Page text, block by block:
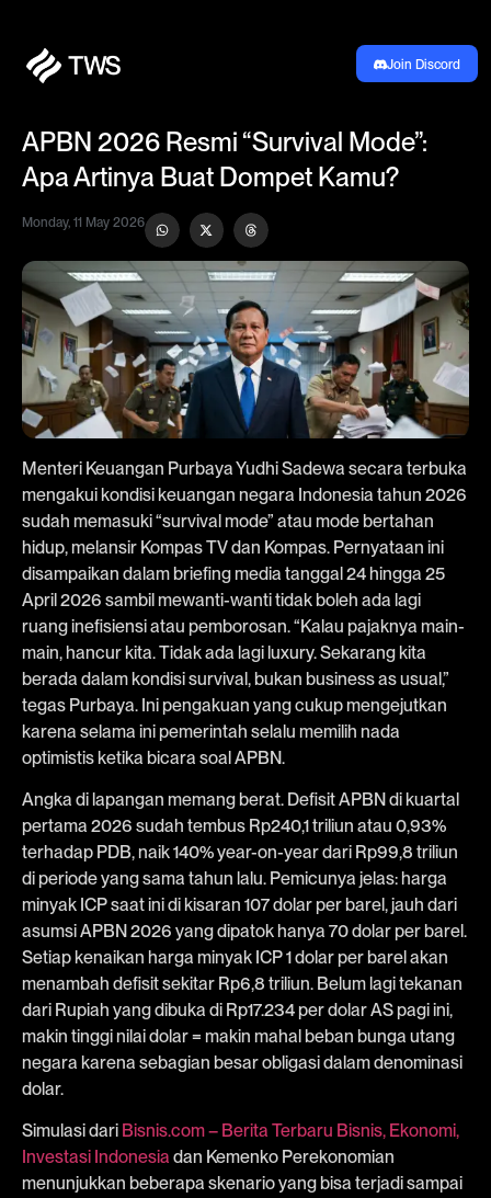
Join Discord
APBN 2026 Resmi “Survival Mode”:
Apa Artinya Buat Dompet Kamu?
Monday, 11 May 2026
Menteri Keuangan Purbaya Yudhi Sadewa secara terbuka
mengakui kondisi keuangan negara Indonesia tahun 2026
sudah memasuki “survival mode” atau mode bertahan
hidup, melansir Kompas TV dan Kompas. Pernyataan ini
disampaikan dalam briefing media tanggal 24 hingga 25
April 2026 sambil mewanti-wanti tidak boleh ada lagi
ruang inefisiensi atau pemborosan. “Kalau pajaknya main-
main, hancur kita. Tidak ada lagi luxury. Sekarang kita
berada dalam kondisi survival, bukan business as usual,”
tegas Purbaya. Ini pengakuan yang cukup mengejutkan
karena selama ini pemerintah selalu memilih nada
optimistis ketika bicara soal APBN.
Angka di lapangan memang berat. Defisit APBN di kuartal
pertama 2026 sudah tembus Rp240,1 triliun atau 0,93%
terhadap PDB, naik 140% year-on-year dari Rp99,8 triliun
di periode yang sama tahun lalu. Pemicunya jelas: harga
minyak ICP saat ini di kisaran 107 dolar per barel, jauh dari
asumsi APBN 2026 yang dipatok hanya 70 dolar per barel.
Setiap kenaikan harga minyak ICP 1 dolar per barel akan
menambah defisit sekitar Rp6,8 triliun. Belum lagi tekanan
dari Rupiah yang dibuka di Rp17.234 per dolar AS pagi ini,
makin tinggi nilai dolar = makin mahal beban bunga utang
negara karena sebagian besar obligasi dalam denominasi
dolar.
Simulasi dari Bisnis.com – Berita Terbaru Bisnis, Ekonomi,
Investasi Indonesia dan Kemenko Perekonomian
menunjukkan beberapa skenario yang bisa terjadi sampai